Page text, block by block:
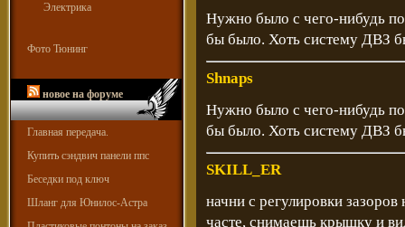
Электрика
Фото Тюнинг
новое на форуме
Главная передача.
Купить сэндвич панели ппс
Беседки под ключ
Шланг для Юнилос-Астра
Нужно было с чего-нибудь
бы было. Хоть систему ДВЗ
Shnaps
Нужно было с чего-нибудь
бы было. Хоть систему ДВЗ
SKILL_ER
начни с регулировки
часте, снимаешь крышку и